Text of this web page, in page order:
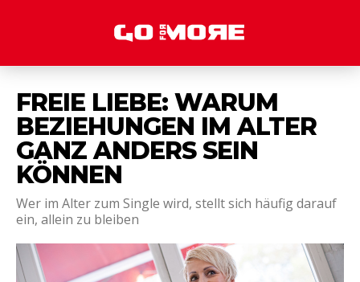
FREIE LIEBE: WARUM
BEZIEHUNGEN IM ALTER
GANZ ANDERS SEIN
KÖNNEN
Wer im Alter zum Single wird, stellt sich häufig darauf
ein, allein zu bleiben